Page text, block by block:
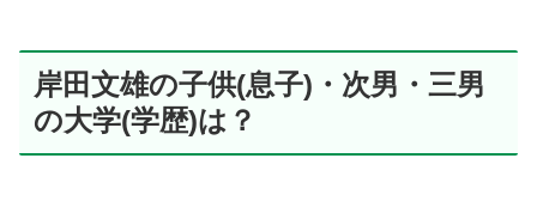
岸田文雄の子供(息子)・次男・三男
の大学(学歴)は？